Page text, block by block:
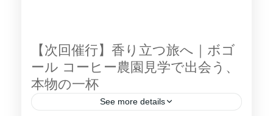
【次回催行】香り立つ旅へ｜ボゴ
ール コーヒー農園見学で出会う、
本物の一杯
See more details